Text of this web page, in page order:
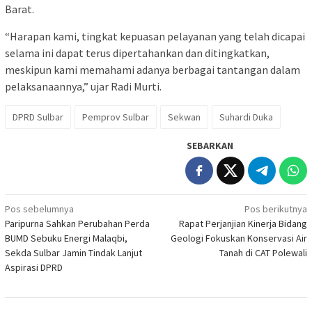
Barat.
“Harapan kami, tingkat kepuasan pelayanan yang telah dicapai
selama ini dapat terus dipertahankan dan ditingkatkan,
meskipun kami memahami adanya berbagai tantangan dalam
pelaksanaannya,” ujar Radi Murti.
DPRD Sulbar Pemprov Sulbar Sekwan Suhardi Duka
SEBARKAN
Navigasi
pos
Pos sebelumnya
Paripurna Sahkan Perubahan Perda
BUMD Sebuku Energi Malaqbi,
Sekda Sulbar Jamin Tindak Lanjut
Aspirasi DPRD
Pos berikutnya
Rapat Perjanjian Kinerja Bidang
Geologi Fokuskan Konservasi Air
Tanah di CAT Polewali